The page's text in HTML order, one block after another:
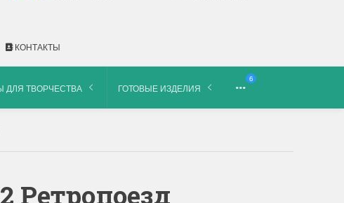
КОНТАКТЫ
ДЛЯ ТВОРЧЕСТВА ГОТОВЫЕ ИЗДЕЛИЯ
6
Ретропоезд